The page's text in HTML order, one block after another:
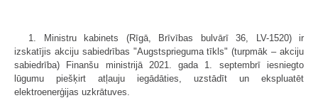
1. Ministru kabinets (Rīgā, Brīvības bulvārī 36, LV-1520) ir
izskatījis akciju sabiedrības "Augstsprieguma tīkls" (turpmāk – akciju
sabiedrība) Finanšu ministrijā 2021. gada 1. septembrī iesniegto
lūgumu piešķirt atļauju iegādāties, uzstādīt un ekspluatēt
elektroenerģijas uzkrātuves.